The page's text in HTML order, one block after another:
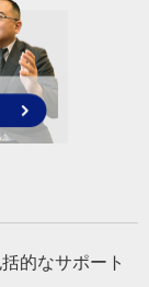
的なサポート